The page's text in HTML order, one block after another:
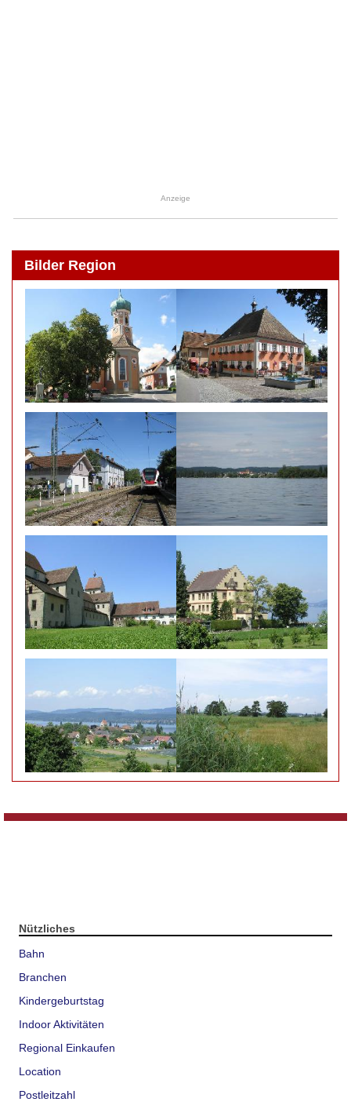
Anzeige
Bilder Region
Nützliches
Bahn
Branchen
Kindergeburtstag
Indoor Aktivitäten
Regional Einkaufen
Location
Postleitzahl